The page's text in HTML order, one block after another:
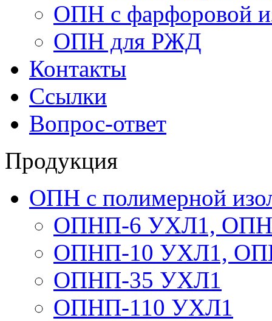
ОПН с фарфоровой
ОПН для РЖД
Контакты
Ссылки
Вопрос-ответ
Продукция
ОПН с полимерной
ОПНП-6 УХЛ1,
ОПНП-10 УХЛ1,
ОПНП-35 УХЛ1
ОПНП-110 УХЛ1